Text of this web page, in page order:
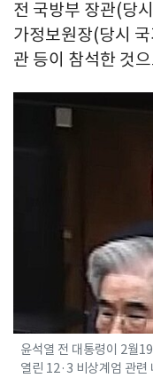
전 국방부 장관(당
가정보원장(당시
관 등이 참석한 것
윤석열 전 대통령이 2월
열린 12·3 비상계엄 관련